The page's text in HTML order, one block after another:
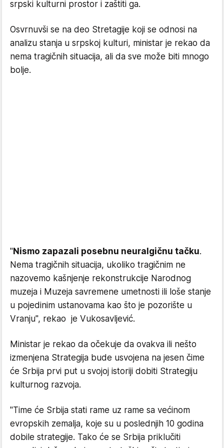
srpski kulturni prostor i zaštiti ga.
Osvrnuvši se na deo Stretagije koji se odnosi na
analizu stanja u srpskoj kulturi, ministar je rekao da
nema tragičnih situacija, ali da sve može biti mnogo
bolje.
"Nismo zapazali posebnu neuralgičnu tačku.
Nema tragičnih situacija, ukoliko tragičnim ne
nazovemo kašnjenje rekonstrukcije Narodnog
muzeja i Muzeja savremene umetnosti ili loše stanje
u pojedinim ustanovama kao što je pozorište u
Vranju", rekao je Vukosavljević.
Ministar je rekao da očekuje da ovakva ili nešto
izmenjena Strategija bude usvojena na jesen čime
će Srbija prvi put u svojoj istoriji dobiti Strategiju
kulturnog razvoja.
"Time će Srbija stati rame uz rame sa većinom
evropskih zemalja, koje su u poslednjih 10 godina
dobile strategije. Tako će se Srbija priklučiti